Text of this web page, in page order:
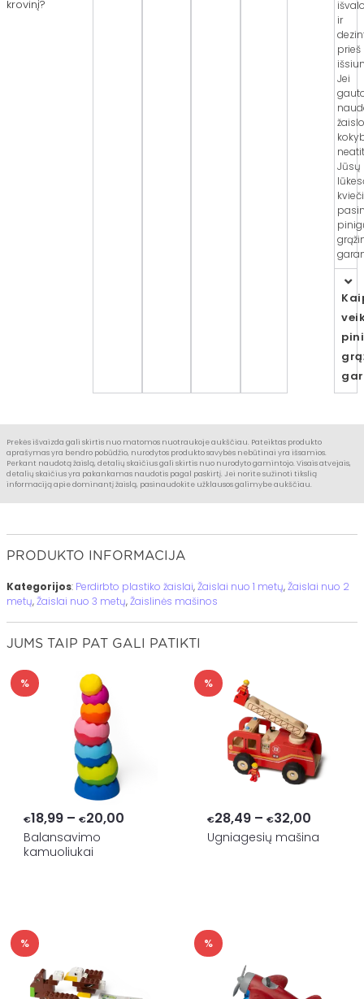
krovinį?
ir
prieš
Jei
žaislo
Jūsų
Prekės išvaizda gali skirtis nuo matomos nuotraukoje aukščiau. Pateiktas produkto
aprašymas yra bendro pobūdžio, nurodytos produkto savybės nebūtinai yra išsamios.
Perkant naudotą žaislą, detalių skaičius gali skirtis nuo nurodyto gamintojo. Visais atvejais,
detalių skaičius yra pakankamas naudotis pagal paskirtį. Jei norite sužinoti tikslią
informaciją apie dominantį žaislą, pasinaudokite užklausos galimybe aukščiau.
PRODUKTO INFORMACIJA
Kategorijos: Perdirbto plastiko žaislai,Žaislai nuo 1 metų,Žaislai nuo 2
metų,Žaislai nuo 3 metų,Žaislinės mašinos
JUMS TAIP PAT GALI PATIKTI
%
€18,99 – €20,00Price
Balansavimo
kamuoliukai
%
€28,49 – €32,00Price
range:
Ugniagesių mašina
% %